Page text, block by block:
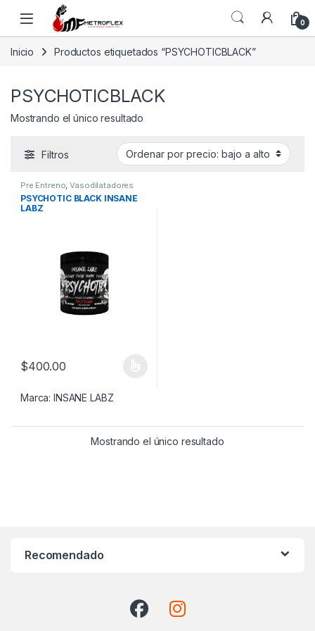
Saltar a la navegación
Saltar al contenido
0
Inicio Productos etiquetados “PSYCHOTICBLACK”
PSYCHOTICBLACK
Mostrando el único resultado
Filtros
Pre Entreno,Vasodilatadores
PSYCHOTIC BLACK INSANE
LABZ
$400.00
Este producto tiene múltiples variantes. Las opciones se
Marca:INSANE LABZ
Mostrando el único resultado
Recomendado